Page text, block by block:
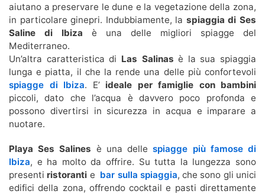
aiutano a preservare le dune e la vegetazione della zona,
in particolare ginepri. Indubbiamente, la spiaggia di Ses
Saline di Ibiza è una delle migliori spiagge del
Mediterraneo.
Un’altra caratteristica di Las Salinas è la sua spiaggia
lunga e piatta, il che la rende una delle più confortevoli
spiagge di Ibiza. E’ideale per famiglie con bambini
piccoli, dato che l’acqua è davvero poco profonda e
possono divertirsi in sicurezza in acqua e imparare a
nuotare.
Playa Ses Salines è una dellespiagge più famose di
Ibiza, e ha molto da offrire. Su tutta la lungezza sono
presenti ristoranti e bar sulla spiaggia, che sono gli unici
edifici della zona, offrendo cocktail e pasti direttamente